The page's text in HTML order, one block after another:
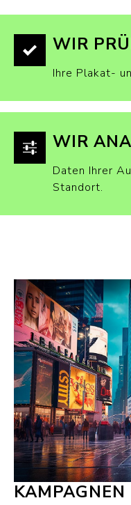
WIR
Ihre Plakat-
WIR
Daten Ihrer
Standort.
KAMPAGNEN